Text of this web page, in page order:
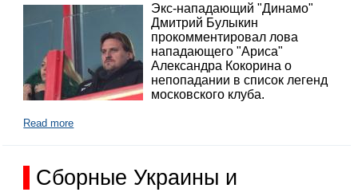
Экс-нападающий "Динамо"
Дмитрий Булыкин
прокомментировал лова
нападающего "Ариса"
Александра Кокорина о
непопадании в список легенд
московского клуба.
Read more
Сборные Украины и